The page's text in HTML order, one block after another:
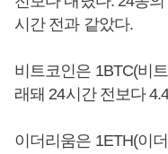
시간 전과 같았다.
비트코인은 1BTC(비
래돼 24시간 전보다
이더리움은 1ETH(이